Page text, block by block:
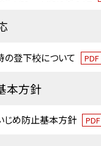
の登下校について PDF
本方針
じめ防止基本方針 PDF